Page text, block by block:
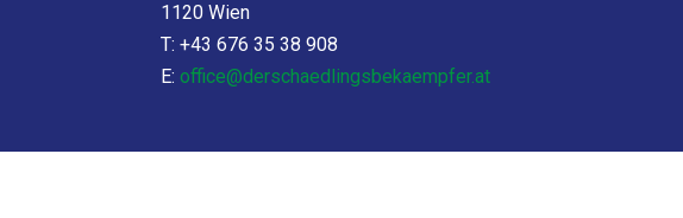
1120 Wien
T: +43 676 35 38 908
E:office@derschaedlingsbekaempfer.at